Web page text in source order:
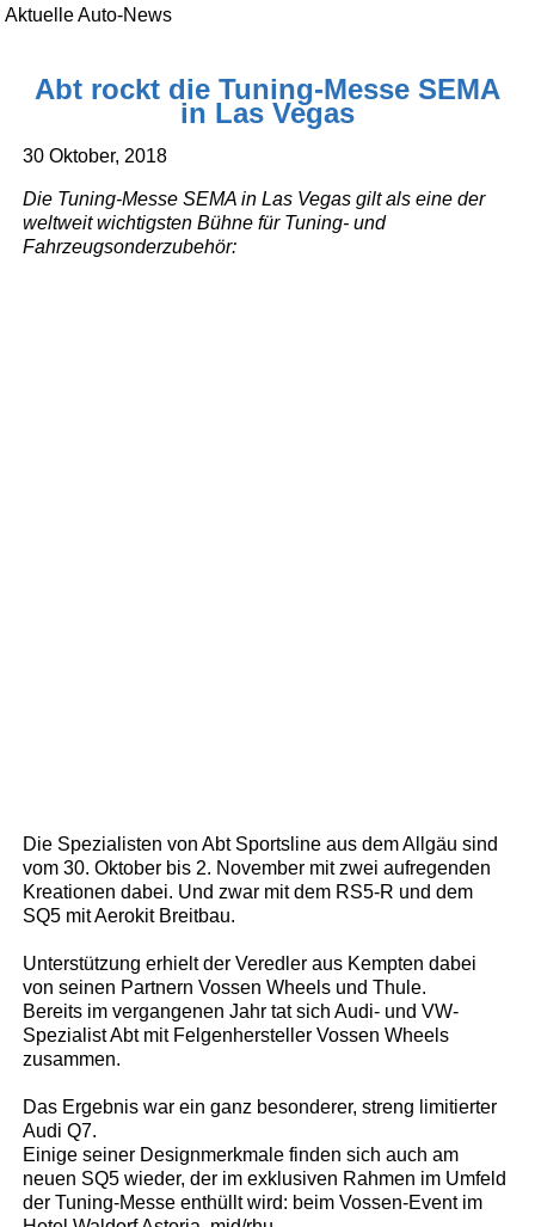
Aktuelle Auto-News
Abt rockt die Tuning-Messe SEMA
in Las Vegas
30 Oktober, 2018
Die Tuning-Messe SEMA in Las Vegas gilt als eine der
weltweit wichtigsten Bühne für Tuning- und
Fahrzeugsonderzubehör:
Die Spezialisten von Abt Sportsline aus dem Allgäu sind
vom 30. Oktober bis 2. November mit zwei aufregenden
Kreationen dabei. Und zwar mit dem RS5-R und dem
SQ5 mit Aerokit Breitbau.
Unterstützung erhielt der Veredler aus Kempten dabei
von seinen Partnern Vossen Wheels und Thule.
Bereits im vergangenen Jahr tat sich Audi- und VW-
Spezialist Abt mit Felgenhersteller Vossen Wheels
zusammen.
Das Ergebnis war ein ganz besonderer, streng limitierter
Audi Q7.
Einige seiner Designmerkmale finden sich auch am
neuen SQ5 wieder, der im exklusiven Rahmen im Umfeld
der Tuning-Messe enthüllt wird: beim Vossen-Event im